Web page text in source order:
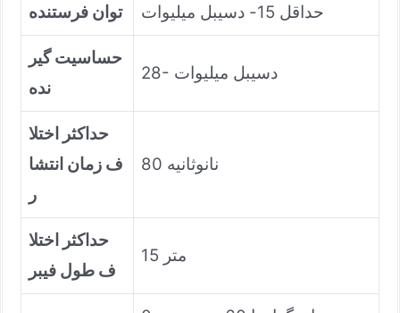
توان فرستنده حداقل 15- دسیبل میلیوات
حساسیت گیر
نده
28- دسیبل میلیوات
حداکثر اختلا
ف زمان انتشا
ر
80 نانوثانیه
حداکثر اختلا
ف طول فیبر
15 متر